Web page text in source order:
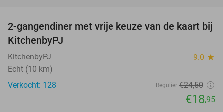
23%
2-gangendiner met vrije keuze van de kaart bij
KitchenbyPJ
KitchenbyPJ 9.0 star
Echt (10 km)
Verkocht: 128
Regulier €24,50
€18,95